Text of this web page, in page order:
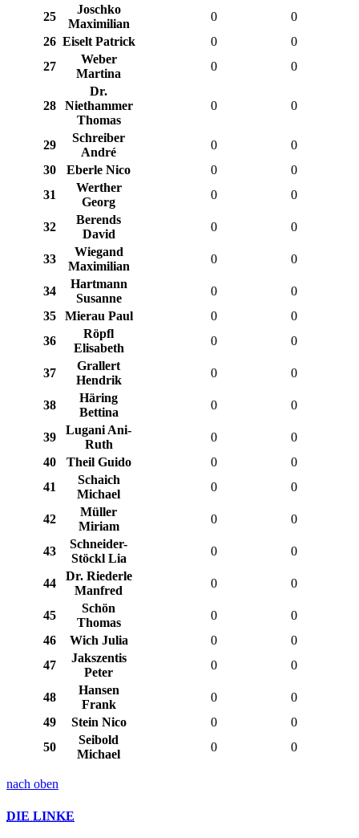
25
Joschko
Maximilian
0
0
26 Eiselt Patrick 0
0
27
Weber
Martina
0 0
28
Dr.
Niethammer
Thomas
0 0
29
Schreiber
André
0
0
30
Eberle Nico 0
0
31
Werther
Georg
0 0
32
Berends
David
0 0
33
Wiegand
Maximilian
0 0
34
Hartmann
Susanne
0
0
35
Mierau Paul 0
0
36
Röpfl
Elisabeth
0 0
37
Grallert
Hendrik
0 0
38
Häring
Bettina
0 0
39
Lugani Ani-
Ruth
0
0
40
Theil Guido 0
0
41
Schaich
Michael
0 0
42
Müller
Miriam
0 0
43
Schneider-
Stöckl Lia
0 0
44
Dr. Riederle
Manfred
0 0
45
Schön
Thomas
0
0
46
Wich Julia 0
0
47
Jakszentis
Peter
0 0
48
Hansen
Frank
0
0
49
Stein Nico 0
0
50
Seibold
Michael
0 0
nach oben
DIE LINKE